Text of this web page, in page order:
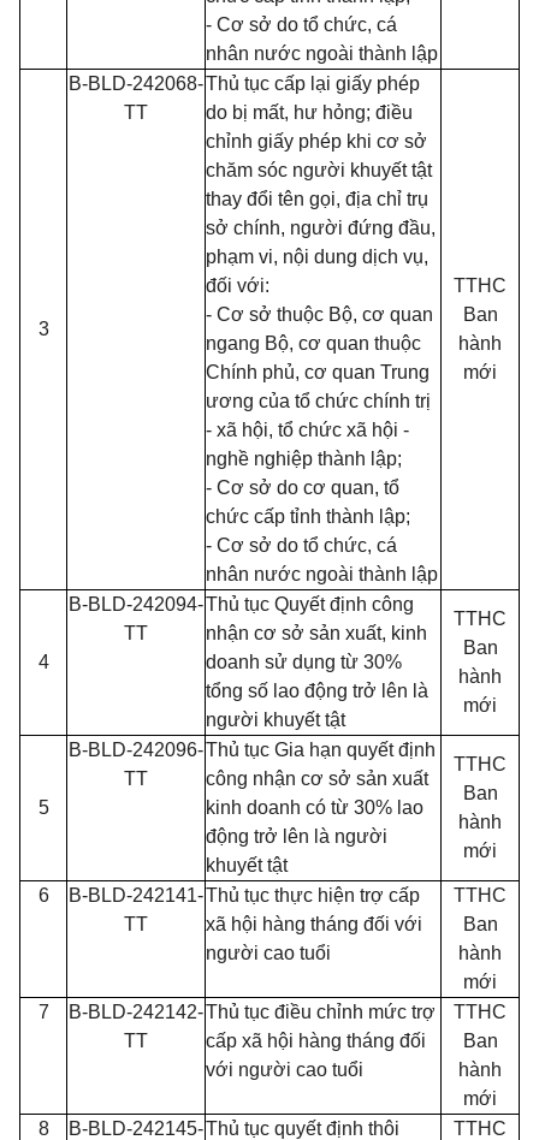
- Cơ sở do tổ chức, cá
nhân nước ngoài thành lập
3
B-BLD-242068-
TT
Thủ tục cấp lại giấy phép
do bị mất, hư hỏng; điều
chỉnh giấy phép khi cơ sở
chăm sóc người khuyết tật
thay đổi tên gọi, địa chỉ trụ
sở chính, người đứng đầu,
phạm vi, nội dung dịch vụ,
đối với:
- Cơ sở thuộc Bộ, cơ quan
ngang Bộ, cơ quan thuộc
Chính phủ, cơ quan Trung
ương của tổ chức chính trị
- xã hội, tổ chức xã hội -
nghề nghiệp thành lập;
- Cơ sở do cơ quan, tổ
chức cấp tỉnh thành lập;
- Cơ sở do tổ chức, cá
nhân nước ngoài thành lập
TTHC
Ban
hành
mới
4
B-BLD-242094-
TT
Thủ tục Quyết định công
nhận cơ sở sản xuất, kinh
doanh sử dụng từ 30%
tổng số lao động trở lên là
người khuyết tật
TTHC
Ban
hành
mới
5
B-BLD-242096-
TT
Thủ tục Gia hạn quyết định
công nhận cơ sở sản xuất
kinh doanh có từ 30% lao
động trở lên là người
khuyết tật
TTHC
Ban
hành
mới
6
B-BLD-242141-
TT
Thủ tục thực hiện trợ cấp
xã hội hàng tháng đối với
người cao tuổi
TTHC
Ban
hành
mới
7
B-BLD-242142-
TT
Thủ tục điều chỉnh mức trợ
cấp xã hội hàng tháng đối
với người cao tuổi
TTHC
Ban
hành
mới
8
B-BLD-242145-Thủ tục quyết định thôi
TTHC